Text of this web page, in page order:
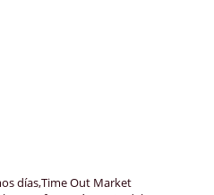
días,Time Out Market